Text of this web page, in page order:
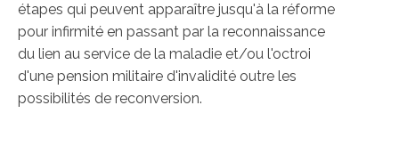
étapes qui peuvent apparaître jusqu'à la réforme
pour infirmité en passant par la reconnaissance
du lien au service de la maladie et/ou l'octroi
d'une pension militaire d'invalidité outre les
possibilités de reconversion.